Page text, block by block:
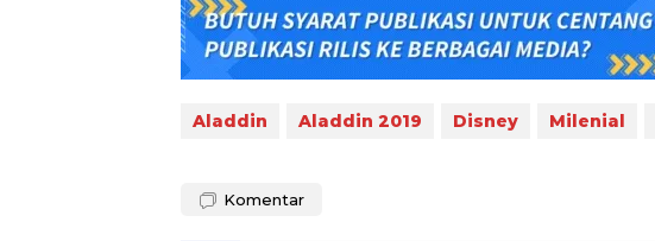
Aladdin Aladdin 2019 Disney Milenial
Komentar